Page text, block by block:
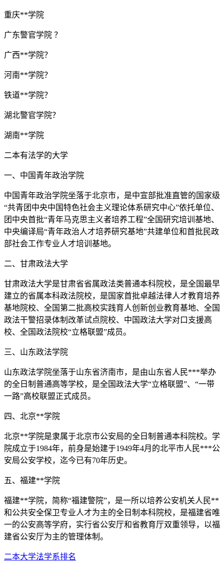
重庆**学院
广东警官学院 ？
广西**学院？
河南**学院？
铁道**学院？
湖北警官学院？
湖南**学院
二本有法学的大学
一、中国青年政治学院
中国青年政治学院坐落于北京市，是中宣部批准直管的国家级
“共青团中央中国特色社会主义理论体系研究中心”依托单位、
团中央首批“青年马克思主义者培养工程”全国研究培训基地、
中央编译局“青年政治人才培养研究基地”共建单位和首批民政
部社会工作专业人才培训基地。
二、甘肃政法大学
甘肃政法大学是甘肃省省属政法类普通本科院校，是全国最早
建立的省属本科政法院校，是国家首批卓越法律人才教育培养
基地院校、全国第二批高校实践育人创新创业教育基地、全国
政法干警招录体制改革试点院校、中国政法大学对口支援高
校、全国政法院校“立格联盟”成员。
三、山东政法学院
山东政法学院坐落于山东省济南市，是由山东省人民***举办
的全日制普通高等学校，是全国政法大学“立格联盟”、“一带
一路”高校联盟正式成员。
四、北京**学院
北京**学院是隶属于北京市公安局的全日制普通本科院校。学
院成立于1984年，前身是始建于1949年4月的北平市人民***公
安局公安学校，迄今已有70年历史。
五、福建**学院
福建**学院，简称“福建警院”，是一所以培养公安机关人民**
和公共安全保卫专业人才为主的全日制本科院校，是福建省唯
一的公安高等学府，实行省公安厅和省教育厅双重领导，以福
建省公安厅为主的管理体制。
二本大学法学系排名